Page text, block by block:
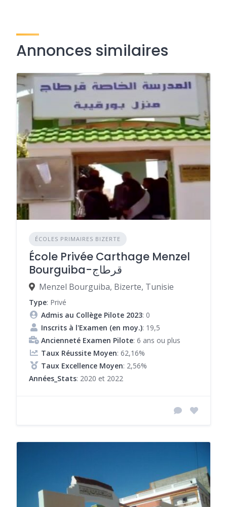
Annonces similaires
ÉCOLES PRIMAIRES BIZERTE
École Privée Carthage Menzel
Bourguiba-قرطاج
Menzel Bourguiba, Bizerte, Tunisie
Type: Privé
Admis au Collège Pilote 2023: 0
Inscrits à l'Examen (en moy.): 19,5
Ancienneté Examen Pilote: 6 ans ou plus
Taux Réussite Moyen: 62,16%
Taux Excellence Moyen: 2,56%
Années_Stats: 2020 et 2022